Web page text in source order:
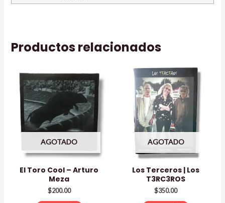
Productos relacionados
AGOTADO
El Toro Cool – Arturo
Meza
$200.00
AGOTADO
Los Terceros | Los
T3RC3ROS
$350.00